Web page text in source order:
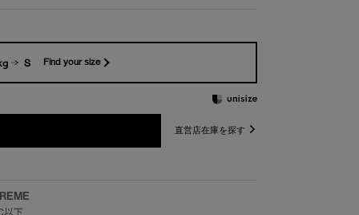
S Find your size
直営店在庫を探す
以下